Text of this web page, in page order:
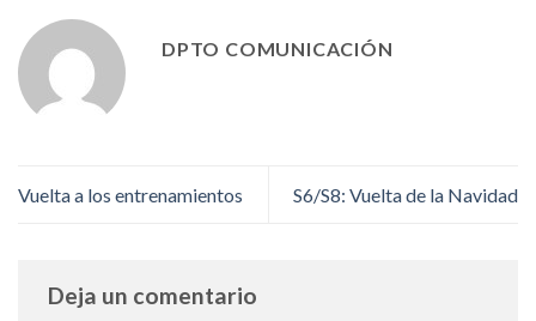
DPTO COMUNICACIÓN
Vuelta a los entrenamientos S6/S8: Vuelta de la Navidad
Deja un comentario